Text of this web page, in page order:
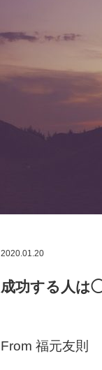
2020.01.20
成功する人は
From 福元友則